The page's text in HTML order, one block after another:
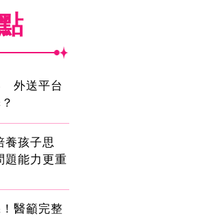
外送平台
養孩子思
題能力更重
醫籲完整